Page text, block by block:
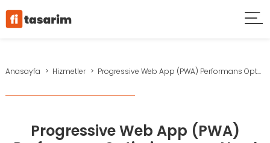
Anasayfa Hizmetler Progressive Web App (PWA) Performans Opt...
Progressive Web App (PWA)